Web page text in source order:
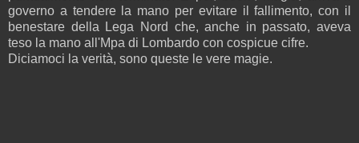
governo a tendere la mano per evitare il fallimento, con il
benestare della Lega Nord che, anche in passato, aveva
teso la mano all'Mpa di Lombardo con cospicue cifre.
Diciamoci la verità, sono queste le vere magie.